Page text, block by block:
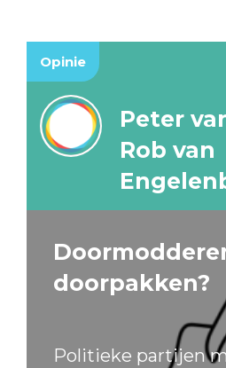
Opinie
Peter
Rob van
doorpakken?
Politieke partijen